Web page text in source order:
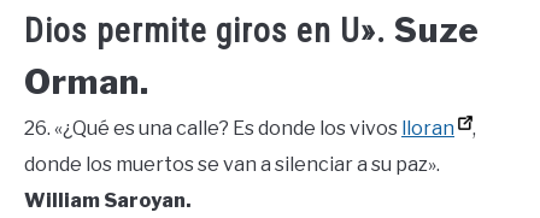
Dios permite giros en U». Suze
Orman.
26. «¿Qué es una calle? Es donde los vivos lloran
,
donde los muertos se van a silenciar a su paz».
William Saroyan.